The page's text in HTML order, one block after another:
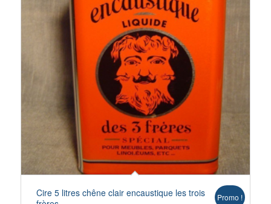
Cire 5 litres chêne clair encaustique les trois
Promo !